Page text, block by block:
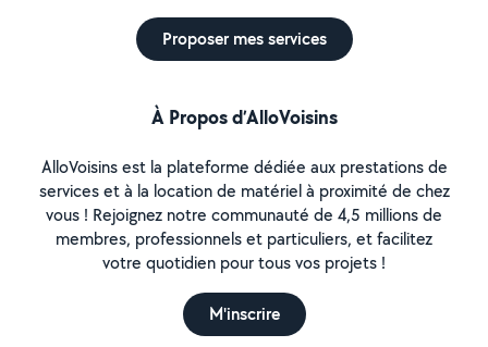
Proposer mes services
À Propos d’AlloVoisins
AlloVoisins est la plateforme dédiée aux prestations de
services et à la location de matériel à proximité de chez
vous ! Rejoignez notre communauté de 4,5 millions de
membres, professionnels et particuliers, et facilitez
votre quotidien pour tous vos projets !
M'inscrire